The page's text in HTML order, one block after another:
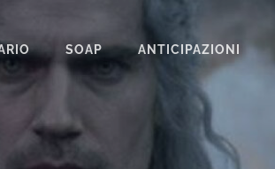
SOAP
IL PARADISO DELLE SIGNORE
ANTICIPAZIONI